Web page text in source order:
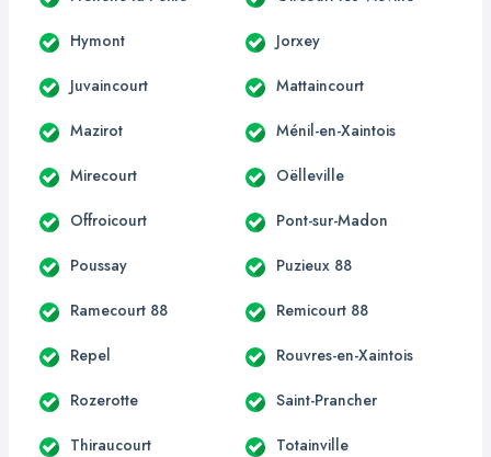
Hymont Jorxey
Juvaincourt Mattaincourt
Mazirot Ménil-en-Xaintois
Mirecourt Oëlleville
Offroicourt Pont-sur-Madon
Poussay Puzieux 88
Ramecourt 88 Remicourt 88
Repel Rouvres-en-Xaintois
Rozerotte Saint-Prancher
Thiraucourt Totainville